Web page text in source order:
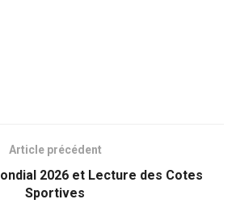
Article précédent
2026 et Lecture des Cotes
Sportives